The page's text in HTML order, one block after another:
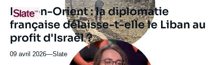
revue
ou
émission
Logo
Moyen-Orient : la diplomatie
française délaisse-t-elle le Liban au
profit d'Israël ?
09 avril 2026—Nom
Slate
Image
principale
médiatique